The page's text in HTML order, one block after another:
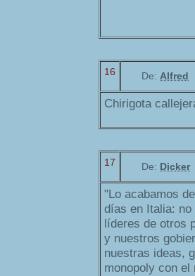
16 De: Alfred
Chirigota
17 De: Dicker
"Lo acabamos
días en Italia:
líderes de otros
y nuestros
nuestras ideas,
monopoly con el